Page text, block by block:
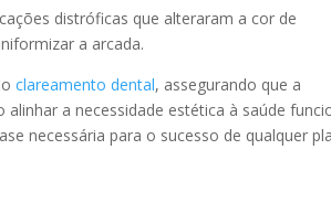
distróficas que alteraram a cor de
a arcada.
clareamento dental, assegurando que a
a necessidade estética à saúde
necessária para o sucesso de qualquer